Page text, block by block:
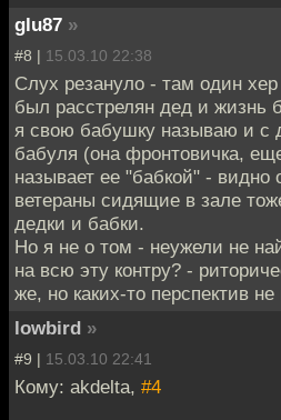
glu87 »
#8 | 15.03.10 22:38
Слух резануло - там один хер
был расстрелян дед и жизнь
я свою бабушку называю и с
бабуля (она фронтовичка,
называет ее "бабкой" - видно
ветераны сидящие в зале
дедки и бабки.
Но я не о том - неужели не
на всю эту контру? -
же, но каких-то перспектив
lowbird »
#9 | 15.03.10 22:41
Кому: akdelta, #4